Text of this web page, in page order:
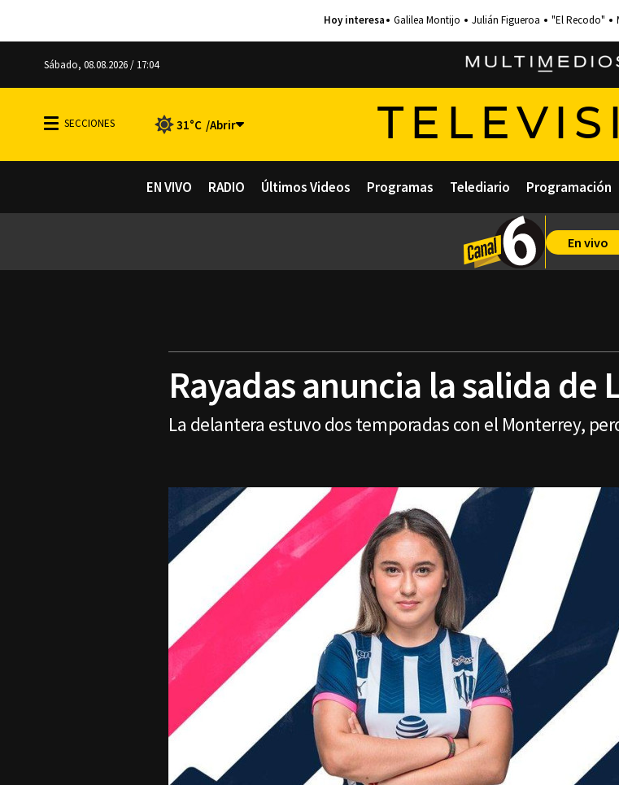
Galilea Montijo Julián Figueroa "El Recodo"
Sábado, 08.08.2026 / 17:04
31°C
EN VIVO RADIO Últimos Videos Programas Telediario Programación
En vivo
Rayadas anuncia la salida de
La delantera estuvo dos temporadas con el Monterrey,